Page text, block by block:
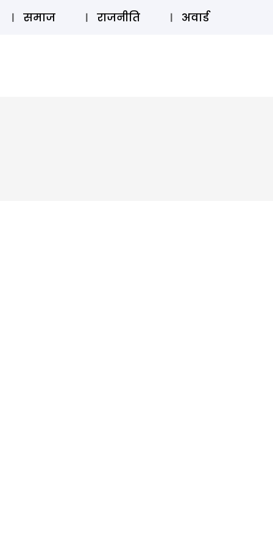
लॉग इन ⚲ SUBSCRIBE
समाज राजनीति अवार्ड